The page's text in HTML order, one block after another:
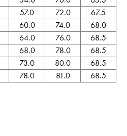
57.0 72.0
67.5
60.0 74.0
68.0
64.0 76.0
68.5
68.0 78.0
68.5
73.0 80.0
68.5
78.0 81.0 68.5